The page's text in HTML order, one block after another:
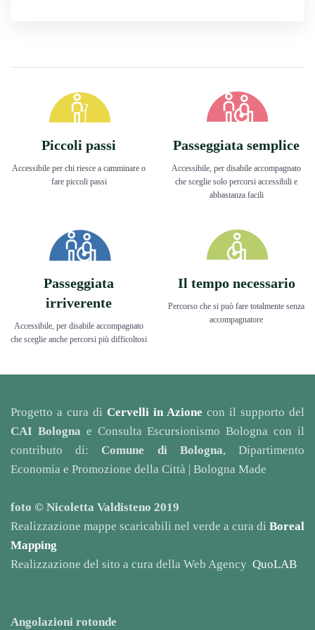
Piccoli passi
Accessibile per chi riesce a camminare o
fare piccoli passi
Passeggiata semplice
Accessibile, per disabile accompagnato
che sceglie solo percorsi accessibili e
abbastanza facili
Passeggiata
irriverente
Accessibile, per disabile accompagnato
che sceglie anche percorsi più difficoltosi
Il tempo necessario
Percorso che si può fare totalmente senza
accompagnatore
Progetto a cura di Cervelli in Azione con il supporto del
CAI Bologna e Consulta Escursionismo Bologna con il
contributo di: Comune di Bologna, Dipartimento
Economia e Promozione della Città | Bologna Made
foto © Nicoletta Valdisteno 2019
Realizzazione mappe scaricabili nel verde a cura di Boreal
Mapping
Realizzazione del sito a cura della Web Agency QuoLAB
Angolazioni rotonde